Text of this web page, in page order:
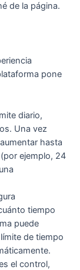
de la página.
pone
diario,
Una vez
hasta
ejemplo, 24
tiempo
puede
de tiempo
el control,